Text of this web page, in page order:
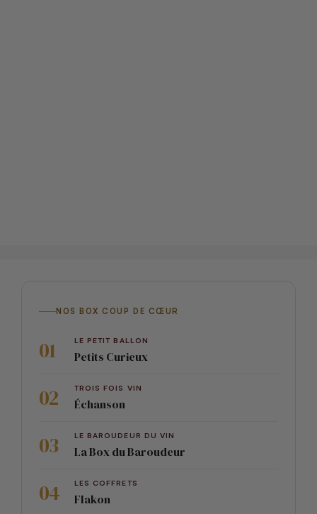
NOS BOX COUP DE CŒUR
LE PETIT BALLON
Petits Curieux
TROIS FOIS VIN
Échanson
LE BAROUDEUR DU VIN
La Box du Baroudeur
LES COFFRETS
Flakon